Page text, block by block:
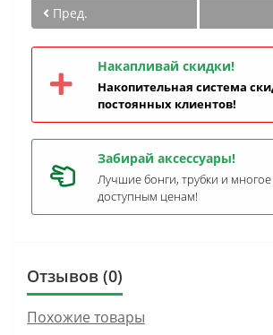
Пред.
Накапливай скидки!
Накопительная система
постоянных клиентов!
Забирай аксессуары!
Лучшие бонги, трубки и многое
доступным ценам!
Отзывов (0)
Похожие товары